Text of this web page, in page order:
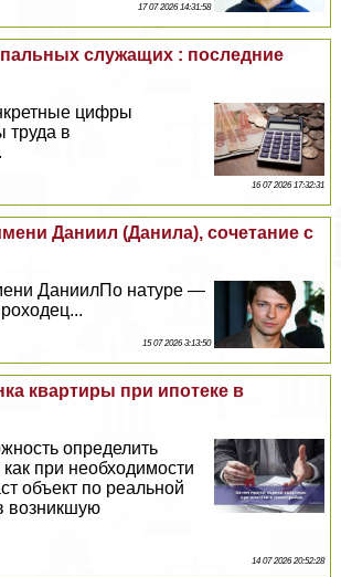
17 07 2026 14:31:58
служащих : последние
цифры
труда в
16 07 2026 17:32:31
Даниил (Данила), сочетание с
ДаниилПо натуре —
15 07 2026 3:13:50
квартиры при ипотеке в
определить
при необходимости
объект по реальной
возникшую
14 07 2026 20:52:28